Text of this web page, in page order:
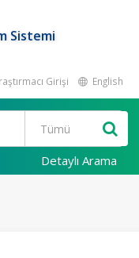
Sistemi
Girişi English
Detaylı Arama